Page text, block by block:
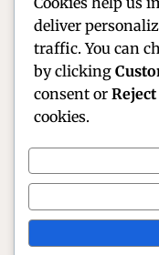
Official Site of
Motorsport Profile
deliver
traffic. You can
by clicking
consent or
cookies.